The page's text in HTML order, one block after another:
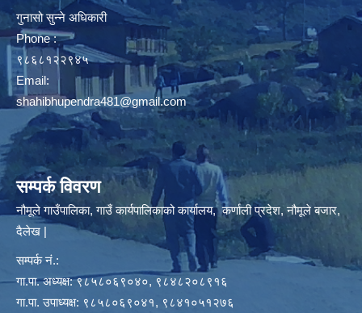
गुनासो सुन्ने अधिकारी
Phone :
९८६८१२२९४५
Email:
shahibhupendra481@gmail.com
सम्पर्क विवरण
नौमूले गाउँपालिका, गाउँ कार्यपालिकाको कार्यालय, कर्णाली प्रदेश, नौमूले बजार,
दैलेख |
सम्पर्क नं.:
गा.पा. अध्यक्ष: ९८५८०६९०४०, ९८४८२०८९१६
गा.पा. उपाध्यक्ष: ९८५८०६९०४१, ९८४१०५१२७६